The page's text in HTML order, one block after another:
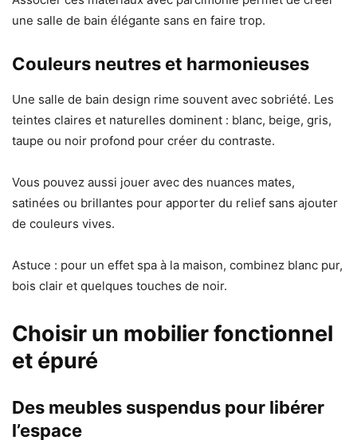
une salle de bain élégante sans en faire trop.
Couleurs neutres et harmonieuses
Une salle de bain design rime souvent avec sobriété. Les
teintes claires et naturelles dominent : blanc, beige, gris,
taupe ou noir profond pour créer du contraste.
Vous pouvez aussi jouer avec des nuances mates,
satinées ou brillantes pour apporter du relief sans ajouter
de couleurs vives.
Astuce : pour un effet spa à la maison, combinez blanc pur,
bois clair et quelques touches de noir.
Choisir un mobilier fonctionnel
et épuré
Des meubles suspendus pour libérer
l’espace